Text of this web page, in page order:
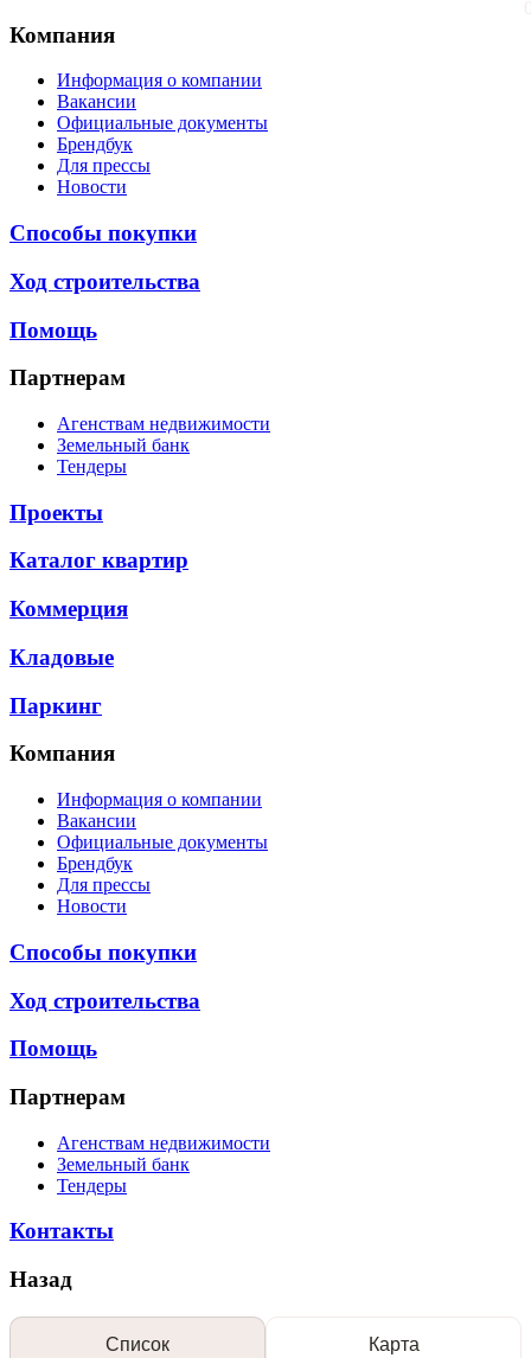
Компания
Информация о компании
Вакансии
Официальные документы
Брендбук
Для прессы
Новости
Способы покупки
Ход строительства
Помощь
Партнерам
Агенствам недвижимости
Земельный банк
Тендеры
Проекты
Каталог квартир
Коммерция
Кладовые
Паркинг
Компания
Информация о компании
Вакансии
Официальные документы
Брендбук
Для прессы
Новости
Способы покупки
Ход строительства
Помощь
Партнерам
Агенствам недвижимости
Земельный банк
Тендеры
Контакты
Назад
Список Карта